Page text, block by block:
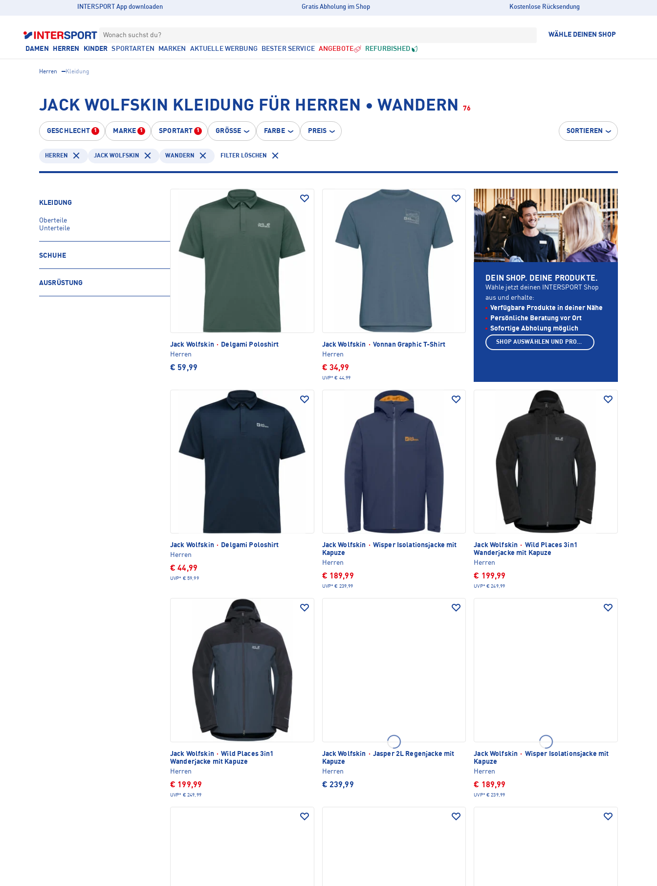
INTERSPORT App downloaden Gratis Abholung im Shop Kostenlose Rücksendung
Wonach suchst du? WÄHLE DEINEN SHOP
DAMEN HERREN KINDER SPORTARTEN MARKEN AKTUELLE WERBUNG BESTER SERVICE ANGEBOTE REFURBISHED
Herren Kleidung
JACK WOLFSKIN KLEIDUNG FÜR HERREN • WANDERN 76
GESCHLECHT 1 MARKE 1 SPORTART 1 GRÖSSE FARBE PREIS SORTIEREN
HERREN JACK WOLFSKIN WANDERN FILTER LÖSCHEN
KLEIDUNG
Oberteile
Unterteile
SCHUHE
AUSRÜSTUNG
Jack Wolfskin ·
Delgami Poloshirt
Herren
€ 59,99
Jack Wolfskin · Vonnan Graphic T-Shirt
Herren
€ 34,99
UVP* € 44,99
Jack Wolfskin ·
Delgami Poloshirt
Herren
€ 44,99
UVP* € 59,99
Jack Wolfskin · Wisper Isolationsjacke mit
Kapuze
Herren
€ 189,99
UVP* € 239,99
Jack Wolfskin · Wild Places 3in1
Wanderjacke mit Kapuze
Herren
€ 199,99
UVP* € 249,99
Jack Wolfskin · Wild Places 3in1
Wanderjacke mit Kapuze
Herren
€ 199,99
UVP* € 249,99
Jack Wolfskin · Jasper 2L Regenjacke mit
Kapuze
Herren
€ 239,99
Jack Wolfskin · Wisper Isolationsjacke mit
Kapuze
Herren
€ 189,99
UVP* € 239,99
DEIN SHOP. DEINE PRODUKTE.
Wähle jetzt deinen INTERSPORT Shop
aus und erhalte:
Verfügbare Produkte in deiner Nähe
Persönliche Beratung vor Ort
Sofortige Abholung möglich
SHOP AUSWÄHLEN UND PRODUKTE ANZEIGEN